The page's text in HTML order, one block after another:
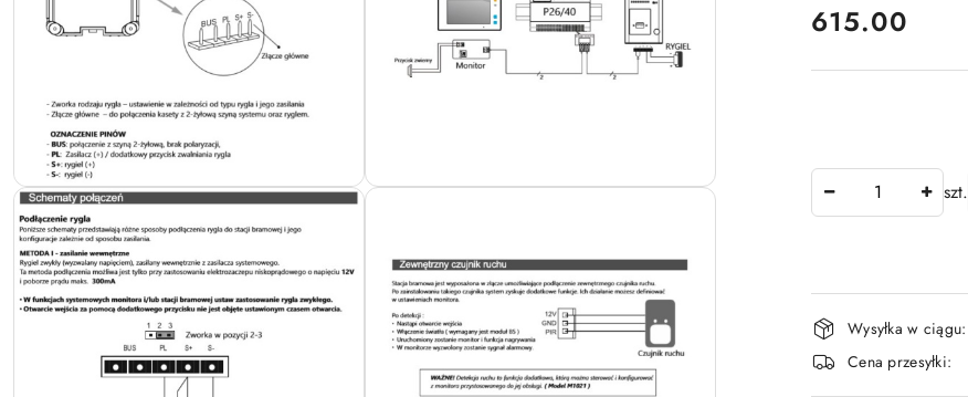
cena:
615.00
szt.
Dostępność
i
dostawa
Wysyłka w ciągu:
Cena przesyłki: